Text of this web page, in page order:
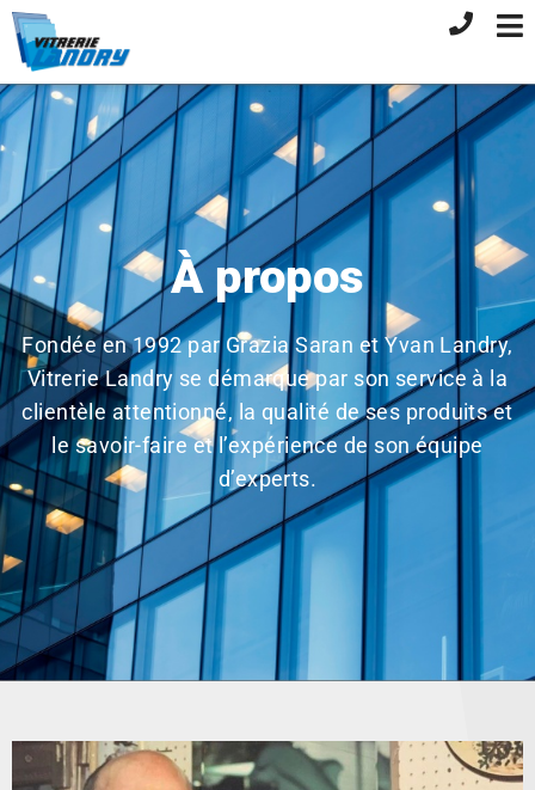
À propos
Fondée en 1992 par Grazia Saran et Yvan Landry,
Vitrerie Landry se démarque par son service à la
clientèle attentionné, la qualité de ses produits et
le savoir-faire et l’expérience de son équipe
d’experts.